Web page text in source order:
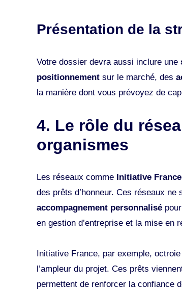
Présentation de la
Votre dossier devra aussi inclure une
positionnement sur le marché, des
la manière dont vous prévoyez de
4. Le rôle du
organismes
Les réseaux comme Initiative France
des prêts d’honneur. Ces réseaux
accompagnement personnalisé
en gestion d’entreprise et la mise en
Initiative France, par exemple,
l’ampleur du projet. Ces prêts
permettent de renforcer la confiance